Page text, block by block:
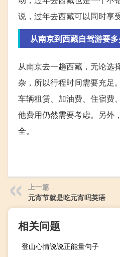
说，过年去西藏可以同时享
从南京到西藏自驾游要
从南京去一趟西藏，无论选
杂，所以行程时间需要充足
车辆租赁、加油费、住宿费
他费用仍然需要考虑。另外
全。
上一篇
元宵节就是吃元宵吗英语
相关问题
登山心情说说正能量句子